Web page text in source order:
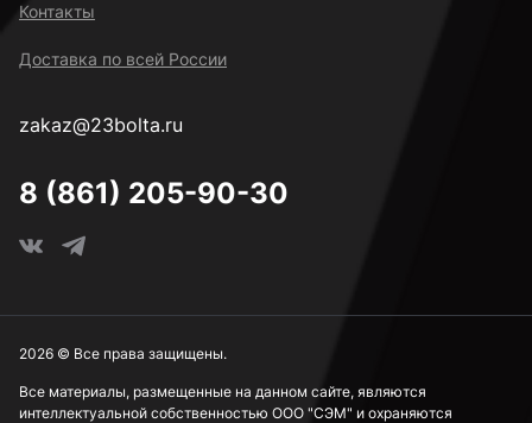
Контакты
Доставка по всей России
zakaz@23bolta.ru
8 (861) 205-90-30
Все материалы, размещенные на данном сайте, являются
интеллектуальной собственностью ООО "СЭМ" и охраняются
2026 © Все права защищены.